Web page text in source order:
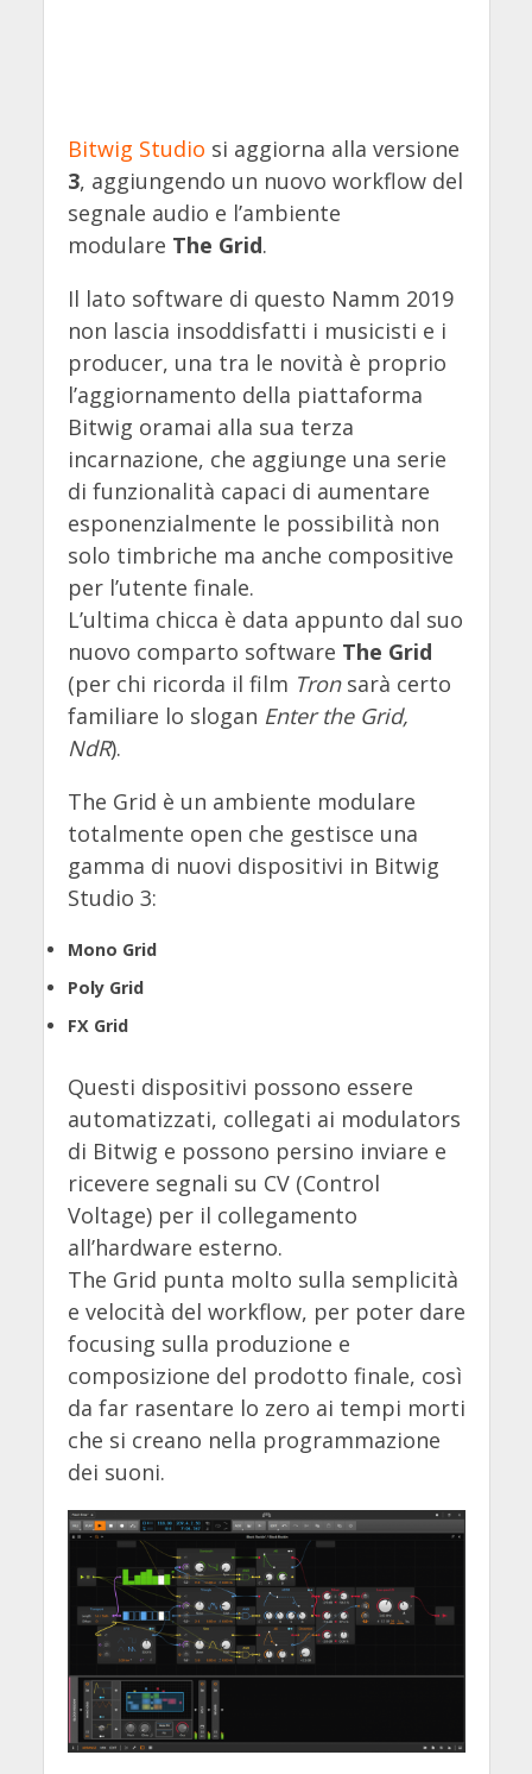
Bitwig Studio si aggiorna alla versione
3, aggiungendo un nuovo workflow del
segnale audio e l’ambiente
modulare The Grid.
Il lato software di questo Namm 2019
non lascia insoddisfatti i musicisti e i
producer, una tra le novità è proprio
l’aggiornamento della piattaforma
Bitwig oramai alla sua terza
incarnazione, che aggiunge una serie
di funzionalità capaci di aumentare
esponenzialmente le possibilità non
solo timbriche ma anche compositive
per l’utente finale.
L’ultima chicca è data appunto dal suo
nuovo comparto software The Grid
(per chi ricorda il film Tron sarà certo
familiare lo slogan Enter the Grid,
NdR).
The Grid è un ambiente modulare
totalmente open che gestisce una
gamma di nuovi dispositivi in ​​Bitwig
Studio 3:
Mono Grid
Poly Grid
FX Grid
Questi dispositivi possono essere
automatizzati, collegati ai modulators
di Bitwig e possono persino inviare e
ricevere segnali su CV (Control
Voltage) per il collegamento
all’hardware esterno.
The Grid punta molto sulla semplicità
e velocità del workflow, per poter dare
focusing sulla produzione e
composizione del prodotto finale, così
da far rasentare lo zero ai tempi morti
che si creano nella programmazione
dei suoni.